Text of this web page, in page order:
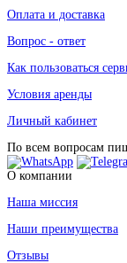
Оплата и доставка
Вопрос - ответ
Как пользоваться
Условия аренды
Личный кабинет
По всем вопросам
О компании
Наша миссия
Наши преимущества
Отзывы